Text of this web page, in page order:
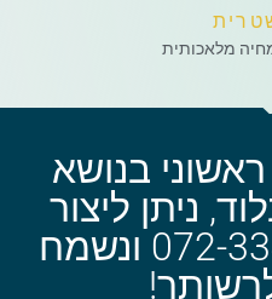
בנושא
ניתן ליצור
קשר ב- 072-3341655 ונשמח